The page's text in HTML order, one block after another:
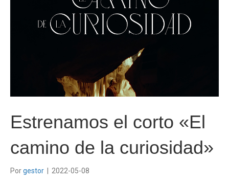
Estrenamos el corto «El
camino de la curiosidad»
Porgestor 2022-05-08